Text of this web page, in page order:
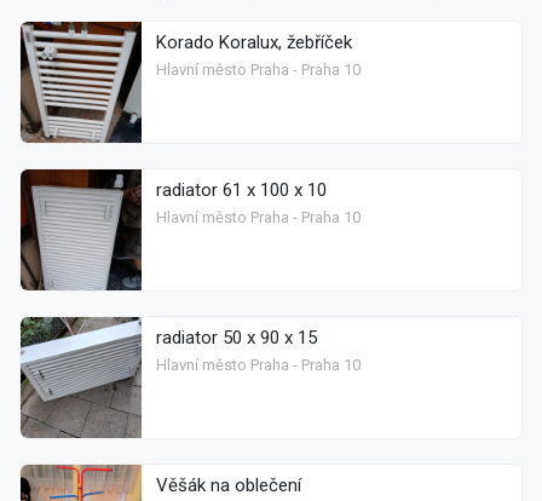
Korado Koralux, žebříček
Hlavní město Praha - Praha 10
radiator 61 x 100 x 10
Hlavní město Praha - Praha 10
radiator 50 x 90 x 15
Hlavní město Praha - Praha 10
Věšák na oblečení